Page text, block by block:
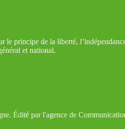
le principe de la liberté,
et national.
Édité par l'agence de